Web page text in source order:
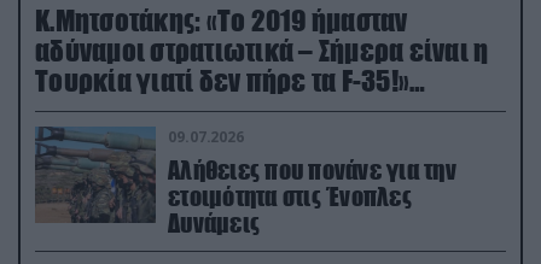
Κ.Μητσοτάκης: «Το 2019 ήμασταν
αδύναμοι στρατιωτικά – Σήμερα είναι η
Τουρκία γιατί δεν πήρε τα F-35!»
(βίντεο)
09.07.2026
Αλήθειες που πονάνε για την
ετοιμότητα στις Ένοπλες
Δυνάμεις